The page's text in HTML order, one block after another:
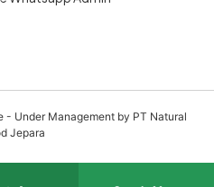
- Under Management by PT Natural
Jepara